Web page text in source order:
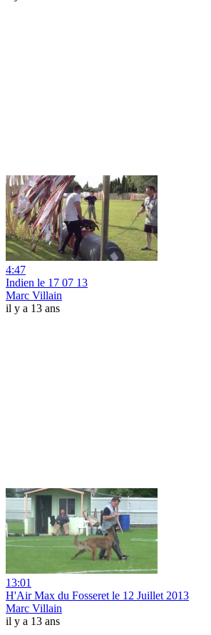
4:47
Indien le 17 07 13
Marc Villain
il y a 13 ans
13:01
H'Air Max du Fosseret le 12 Juillet 2013
Marc Villain
il y a 13 ans